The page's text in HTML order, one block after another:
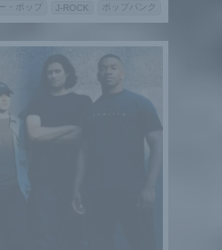
・ポップ J-ROCK ポップパンク